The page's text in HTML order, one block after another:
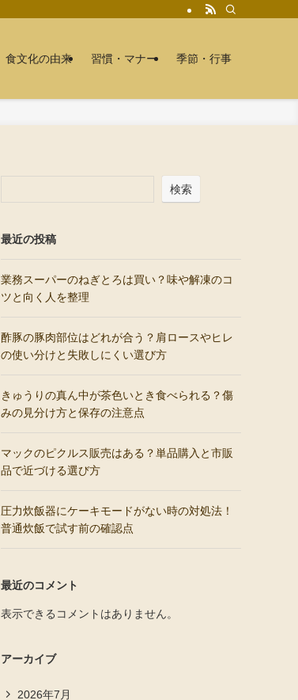
食文化の由来 習慣・マナー 季節・行事
検索
最近の投稿
業務スーパーのねぎとろは買い？味や解凍のコ
ツと向く人を整理
酢豚の豚肉部位はどれが合う？肩ロースやヒレ
の使い分けと失敗しにくい選び方
きゅうりの真ん中が茶色いとき食べられる？傷
みの見分け方と保存の注意点
マックのピクルス販売はある？単品購入と市販
品で近づける選び方
圧力炊飯器にケーキモードがない時の対処法！
普通炊飯で試す前の確認点
最近のコメント
表示できるコメントはありません。
アーカイブ
2026年7月